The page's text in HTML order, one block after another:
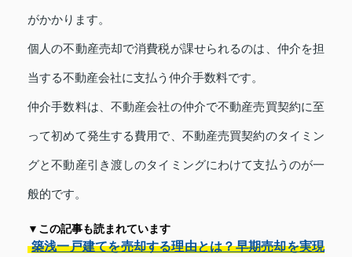
がかかります。
個人の不動産売却で消費税が課せられるのは、仲介を担
当する不動産会社に支払う仲介手数料です。
仲介手数料は、不動産会社の仲介で不動産売買契約に至
って初めて発生する費用で、不動産売買契約のタイミン
グと不動産引き渡しのタイミングにわけて支払うのが一
般的です。
▼この記事も読まれています
築浅一戸建てを売却する理由とは？早期売却を実現